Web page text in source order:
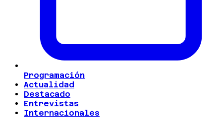
Programación
Actualidad
Destacado
Entrevistas
Internacionales